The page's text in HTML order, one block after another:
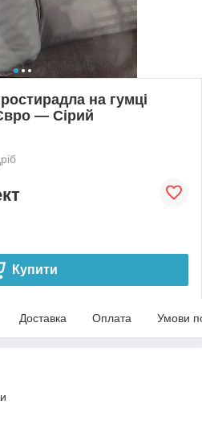
на гумці
— Сірий
Купити
Доставка Оплата Умови